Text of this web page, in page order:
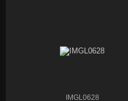
IMGL0628